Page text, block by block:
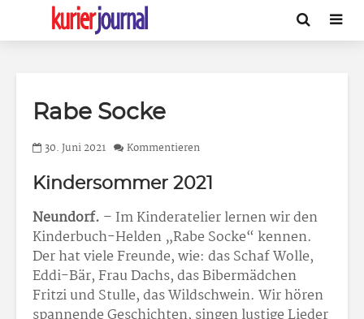
Rabe Socke
30. Juni 2021 Kommentieren
Kindersommer 2021
Neundorf. – Im Kinderatelier lernen wir den
Kinderbuch-Helden „Rabe Socke“ kennen.
Der hat viele Freunde, wie: das Schaf Wolle,
Eddi-Bär, Frau Dachs, das Bibermädchen
Fritzi und Stulle, das Wildschwein. Wir hören